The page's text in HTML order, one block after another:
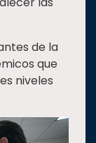
de la
que
niveles